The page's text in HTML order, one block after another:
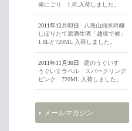
発にごり 1.8L入荷しました。
2011年12月03日
八海山純米吟醸
しぼりたて原酒生酒「越後で候」
1.8Lと720ML 入荷しました。
2011年11月30日
庭のうぐいす
うぐいすラベル スパークリング
ピンク 720ML 入荷しました。
メールマガジン